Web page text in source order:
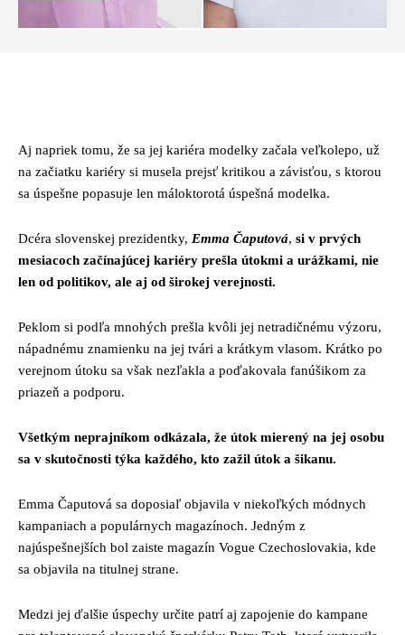
Aj napriek tomu, že sa jej kariéra modelky začala veľkolepo, už
na začiatku kariéry si musela prejsť kritikou a závisťou, s ktorou
sa úspešne popasuje len máloktorotá úspešná modelka.
Dcéra slovenskej prezidentky, Emma Čaputová, si v prvých
mesiacoch začínajúcej kariéry prešla útokmi a urážkami, nie
len od politikov, ale aj od širokej verejnosti.
Peklom si podľa mnohých prešla kvôli jej netradičnému výzoru,
nápadnému znamienku na jej tvári a krátkym vlasom. Krátko po
verejnom útoku sa však nezľakla a poďakovala fanúšikom za
priazeň a podporu.
Všetkým neprajníkom odkázala, že útok mierený na jej osobu
sa v skutočnosti týka každého, kto zažil útok a šikanu.
Emma Čaputová sa doposiaľ objavila v niekoľkých módnych
kampaniach a populárnych magazínoch. Jedným z
najúspešnejších bol zaiste magazín Vogue Czechoslovakia, kde
sa objavila na titulnej strane.
Medzi jej ďalšie úspechy určite patrí aj zapojenie do kampane